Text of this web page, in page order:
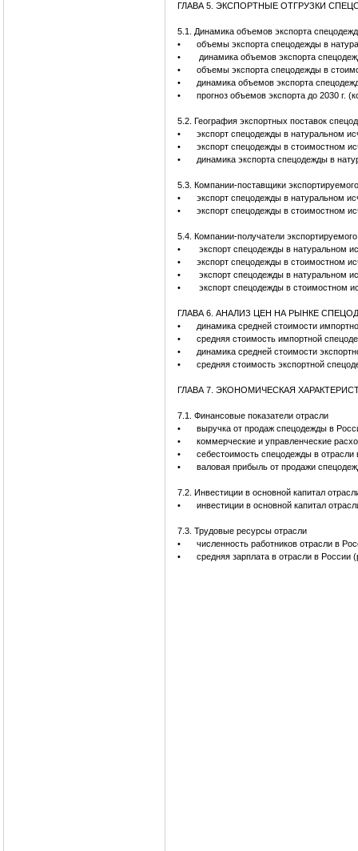
ГЛАВА 5. ЭКСПОРТНЫЕ ОТГРУЗКИ
5.1. Динамика объемов экспорта
•
объемы экспорта спецодежды в
•
динамика объемов экспорта
•
объемы экспорта спецодежды в
•
динамика объемов экспорта
•
прогноз объемов экспорта до 2030 г.
5.2. География экспортных поставок
•
экспорт спецодежды в натуральном
•
экспорт спецодежды в стоимостном
•
динамика экспорта спецодежды в
5.3. Компании-поставщики
•
экспорт спецодежды в натуральном
•
экспорт спецодежды в стоимостном
5.4. Компании-получатели
•
экспорт спецодежды в натуральном
•
экспорт спецодежды в стоимостном
•
экспорт спецодежды в натуральном
•
экспорт спецодежды в стоимостном
ГЛАВА 6. АНАЛИЗ ЦЕН НА РЫНКЕ
•
динамика средней стоимости
•
средняя стоимость импортной
•
динамика средней стоимости
•
средняя стоимость экспортной
ГЛАВА 7. ЭКОНОМИЧЕСКАЯ
7.1. Финансовые показатели отрасли
•
выручка от продаж спецодежды в
•
коммерческие и управленческие
•
себестоимость спецодежды в
•
валовая прибыль от продажи
7.2. Инвестиции в основной капитал
•
инвестиции в основной капитал
7.3. Трудовые ресурсы отрасли
•
численность работников отрасли в
•
средняя зарплата в отрасли в России